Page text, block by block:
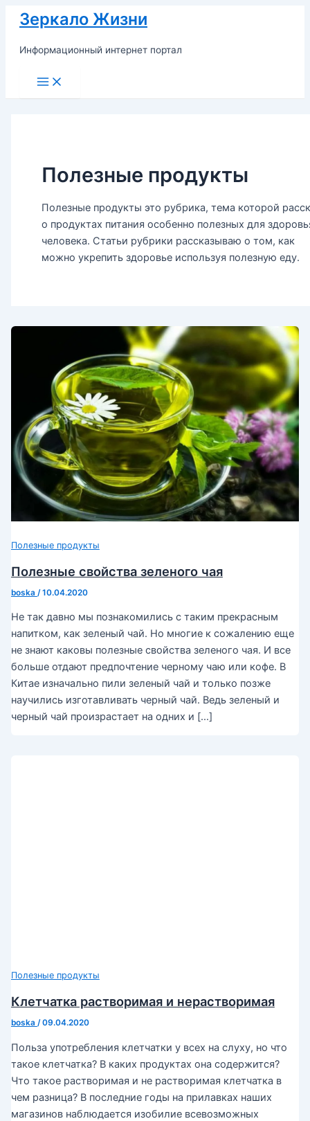
Перейти
содержимому
Зеркало Жизни
Информационный интернет портал
Main
Menu
Полезные продукты
Полезные продукты это рубрика, тема которой
о продуктах питания особенно полезных для
человека. Статьи рубрики рассказываю о том, как
можно укрепить здоровье используя полезную еду.
Полезные продукты
Полезные свойства зеленого чая
boska /10.04.2020
Не так давно мы познакомились с таким прекрасным
напитком, как зеленый чай. Но многие к сожалению еще
не знают каковы полезные свойства зеленого чая. И все
больше отдают предпочтение черному чаю или кофе. В
Китае изначально пили зеленый чай и только позже
научились изготавливать черный чай. Ведь зеленый и
черный чай произрастает на одних и […]
Полезные продукты
Клетчатка растворимая и нерастворимая
boska /09.04.2020
Польза употребления клетчатки у всех на слуху, но что
такое клетчатка? В каких продуктах она содержится?
Что такое растворимая и не растворимая клетчатка в
чем разница? В последние годы на прилавках наших
магазинов наблюдается изобилие всевозможных